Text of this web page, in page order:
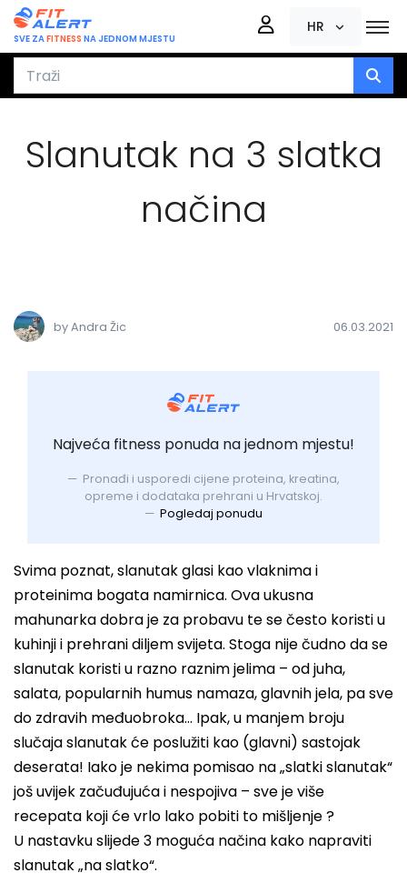
SVE ZAFITNESS NA JEDNOM MJESTU
HR
Slanutak na 3 slatka
načina
by Andra Žic 06.03.2021
Najveća fitness ponuda na jednom mjestu!
Pronađi i usporedi cijene proteina, kreatina,
opreme i dodataka prehrani u Hrvatskoj.
Pogledaj ponudu
Svima poznat, slanutak glasi kao vlaknima i
proteinima bogata namirnica. Ova ukusna
mahunarka dobra je za probavu te se često koristi u
kuhinji i prehrani diljem svijeta. Stoga nije čudno da se
slanutak koristi u razno raznim jelima – od juha,
salata, popularnih humus namaza, glavnih jela, pa sve
do zdravih međuobroka… Ipak, u manjem broju
slučaja slanutak će poslužiti kao (glavni) sastojak
deserata! Iako je nekima pomisao na „slatki slanutak“
još uvijek začuđujuća i nespojiva – sve je više
recepata koji će vrlo lako pobiti to mišljenje ?
U nastavku slijede 3 moguća načina kako napraviti
slanutak „na slatko“.